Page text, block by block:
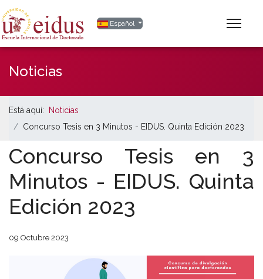
Seleccione su idioma
Español
Noticias
Está aquí:
Noticias
Concurso Tesis en 3 Minutos - EIDUS. Quinta Edición 2023
Concurso Tesis en 3
Minutos - EIDUS. Quinta
Edición 2023
09 Octubre 2023